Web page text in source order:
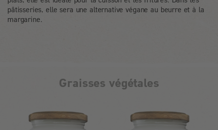
pâtisseries, elle sera une alternative végane au beurre et à la
margarine.
Graisses végétales